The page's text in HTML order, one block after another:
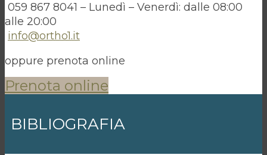
059 867 8041 – Lunedì – Venerdì: dalle 08:00
alle 20:00
info@ortho1.it
oppure prenota online
Prenota online
BIBLIOGRAFIA